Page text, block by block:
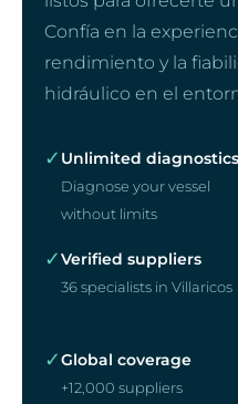
Confía en la
rendimiento y la
hidráulico en el
✓ Unlimited diagnostics
Diagnose your vessel
without limits
✓Verified suppliers
36 specialists in Villaricos
✓Global coverage
+12,000 suppliers